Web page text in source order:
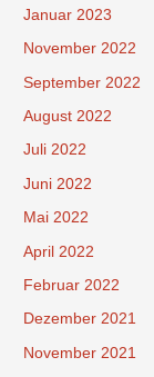
Januar 2023
November 2022
September 2022
August 2022
Juli 2022
Juni 2022
Mai 2022
April 2022
Februar 2022
Dezember 2021
November 2021